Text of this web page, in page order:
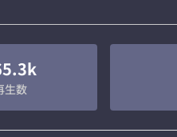
生数